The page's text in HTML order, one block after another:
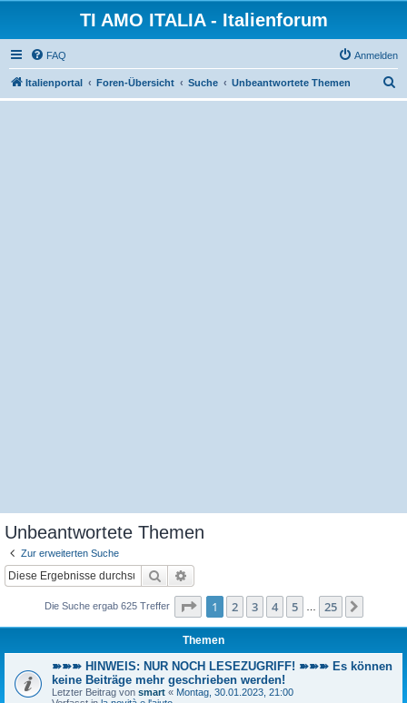
TI AMO ITALIA - Italienforum
FAQ Anmelden
Italienportal Foren-Übersicht Suche Unbeantwortete Themen
u
Unbeantwortete Themen
Zur erweiterten Suche
Suche
Die Suche ergab 625 Treffer Seite 1von 25
1 2 3 4 5 25
Themen
➽➽➽ HINWEIS: NUR NOCH LESEZUGRIFF! ➽➽➽ Es können
keine Beiträge mehr geschrieben werden!
Letzter Beitrag von smart « Montag, 30.01.2023, 21:00